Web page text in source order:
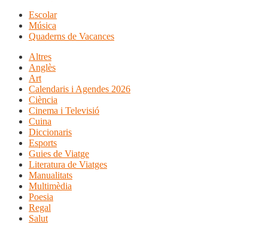
Escolar
Música
Quaderns de Vacances
Altres
Anglès
Art
Calendaris i Agendes 2026
Ciència
Cinema i Televisió
Cuina
Diccionaris
Esports
Guies de Viatge
Literatura de Viatges
Manualitats
Multimèdia
Poesia
Regal
Salut